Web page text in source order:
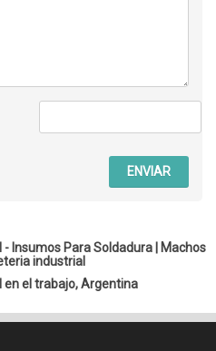
ENVIAR
Insumos Para Soldadura |
Machos
industrial
en el trabajo, Argentina